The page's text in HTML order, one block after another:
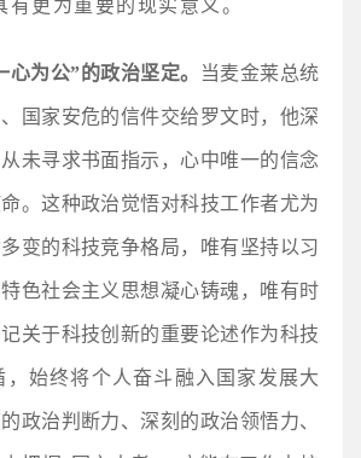
有更为重要的现实意义。
心为公”的政治坚定。 当麦金莱总统
国家安危的信件交给罗文时，他深
未寻求书面指示，心中唯一的信念
。这种政治觉悟对科技工作者尤为
变的科技竞争格局，唯有坚持以习
色社会主义思想凝心铸魂，唯有时
关于科技创新的重要论述作为科技
，始终将个人奋斗融入国家发展大
政治判断力、深刻的政治领悟力、